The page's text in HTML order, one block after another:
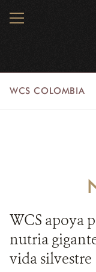
MENU
WCS COLOMBIA
WCS apoya
nutria
vida silvestre